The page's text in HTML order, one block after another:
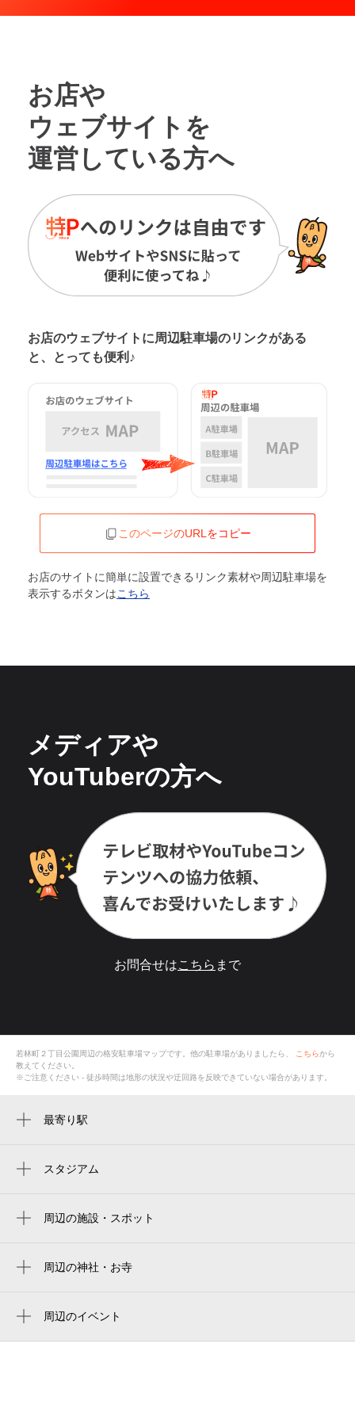
お店や
ウェブサイトを
運営している方へ
お店のウェブサイトに周辺駐車場のリンクがある
と、とっても便利♪
このページのURLをコピー
お店のサイトに簡単に設置できるリンク素材や周辺駐車場を
表示するボタンはこちら
メディアや
YouTuberの方へ
お問合せはこちら まで
若林町２丁目公園 周辺の格安駐車場マップです。他の駐車場がありましたら、 こちらから
教えてください。
※ご注意ください - 徒歩時間は地形の状況や迂回路を反映できていない場合があります。
最寄り駅
長原駅スタジアム
周辺の施設・スポット
若林第２公園
社会福祉法人幸寿会 特別養護老人ホーム
周辺の神社・お寺
周辺のイベント